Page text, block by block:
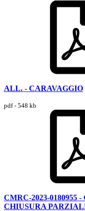
ALL. - CARAVAGGIO
pdf - 548 kb
CMRC-2023-0180955
CHIUSURA